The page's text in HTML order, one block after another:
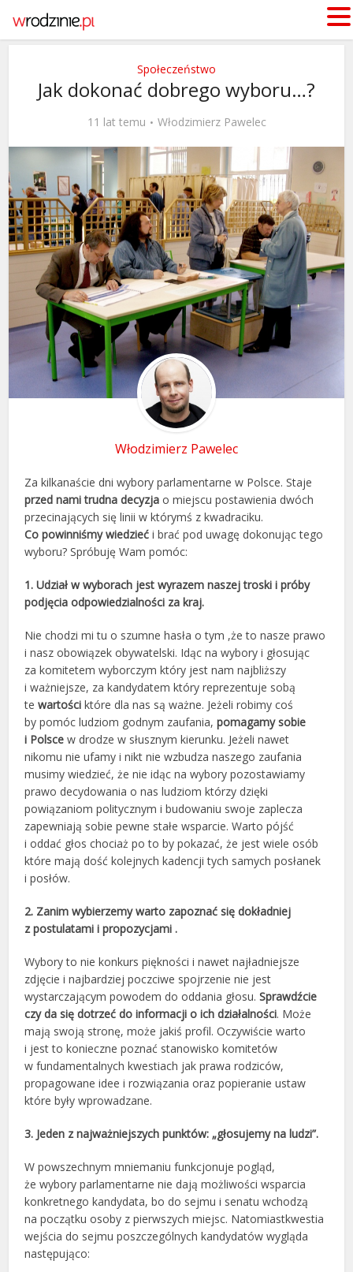
Społeczeństwo
Jak dokonać dobrego wyboru…?
11 lat temu Włodzimierz Pawelec
Włodzimierz Pawelec
Za kilkanaście dni wybory parlamentarne w Polsce. Staje
przed nami trudna decyzja o miejscu postawienia dwóch
przecinających się linii w którymś z kwadraciku.
Co powinniśmy wiedzieć i brać pod uwagę dokonując tego
wyboru? Spróbuję Wam pomóc:
1. Udział w wyborach jest wyrazem naszej troski i próby
podjęcia odpowiedzialności za kraj.
Nie chodzi mi tu o szumne hasła o tym ,że to nasze prawo
i nasz obowiązek obywatelski. Idąc na wybory i głosując
za komitetem wyborczym który jest nam najbliższy
i ważniejsze, za kandydatem który reprezentuje sobą
tewartości które dla nas są ważne. Jeżeli robimy coś
by pomóc ludziom godnym zaufania, pomagamy sobie
i Polsce w drodze w słusznym kierunku. Jeżeli nawet
nikomu nie ufamy i nikt nie wzbudza naszego zaufania
musimy wiedzieć, że nie idąc na wybory pozostawiamy
prawo decydowania o nas ludziom którzy dzięki
powiązaniom politycznym i budowaniu swoje zaplecza
zapewniają sobie pewne stałe wsparcie. Warto pójść
i oddać głos chociaż po to by pokazać, że jest wiele osób
które mają dość kolejnych kadencji tych samych posłanek
i posłów.
2. Zanim wybierzemy warto zapoznać się dokładniej
z postulatami i propozycjami .
Wybory to nie konkurs piękności i nawet najładniejsze
zdjęcie i najbardziej poczciwe spojrzenie nie jest
wystarczającym powodem do oddania głosu.Sprawdźcie
czy da się dotrzeć do informacji o ich działalności. Może
mają swoją stronę, może jakiś profil. Oczywiście warto
i jest to konieczne poznać stanowisko komitetów
w fundamentalnych kwestiach jak prawa rodziców,
propagowane idee i rozwiązania oraz popieranie ustaw
które były wprowadzane.
3. Jeden z najważniejszych punktów: „głosujemy na ludzi”.
W powszechnym mniemaniu funkcjonuje pogląd,
że wybory parlamentarne nie dają możliwości wsparcia
konkretnego kandydata, bo do sejmu i senatu wchodzą
na początku osoby z pierwszych miejsc. Natomiastkwestia
wejścia do sejmu poszczególnych kandydatów wygląda
następująco: